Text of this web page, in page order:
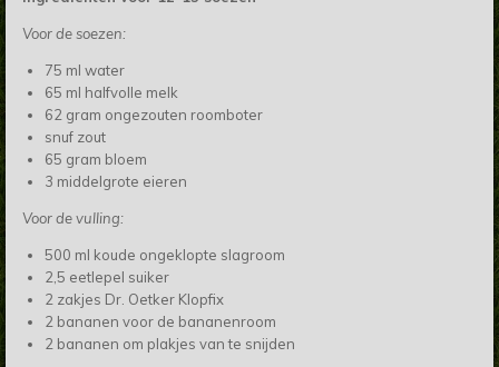
Voor de soezen:
75 ml water
65 ml halfvolle melk
62 gram ongezouten roomboter
snuf zout
65 gram bloem
3 middelgrote eieren
Voor de vulling:
500 ml koude ongeklopte slagroom
2,5 eetlepel suiker
2 zakjes Dr. Oetker Klopfix
2 bananen voor de bananenroom
2 bananen om plakjes van te snijden